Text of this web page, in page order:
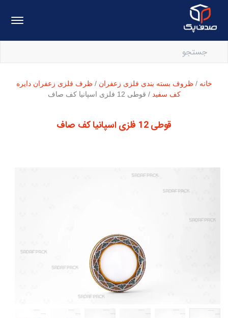
قوطی 12 فلزی اسپانیا کف صاف
خانه /ظروف بسته بندی فلزی زعفران /ظرف فلزی زعفران دایره
کف سفید / قوطی 12 فلزی اسپانیا کف صاف